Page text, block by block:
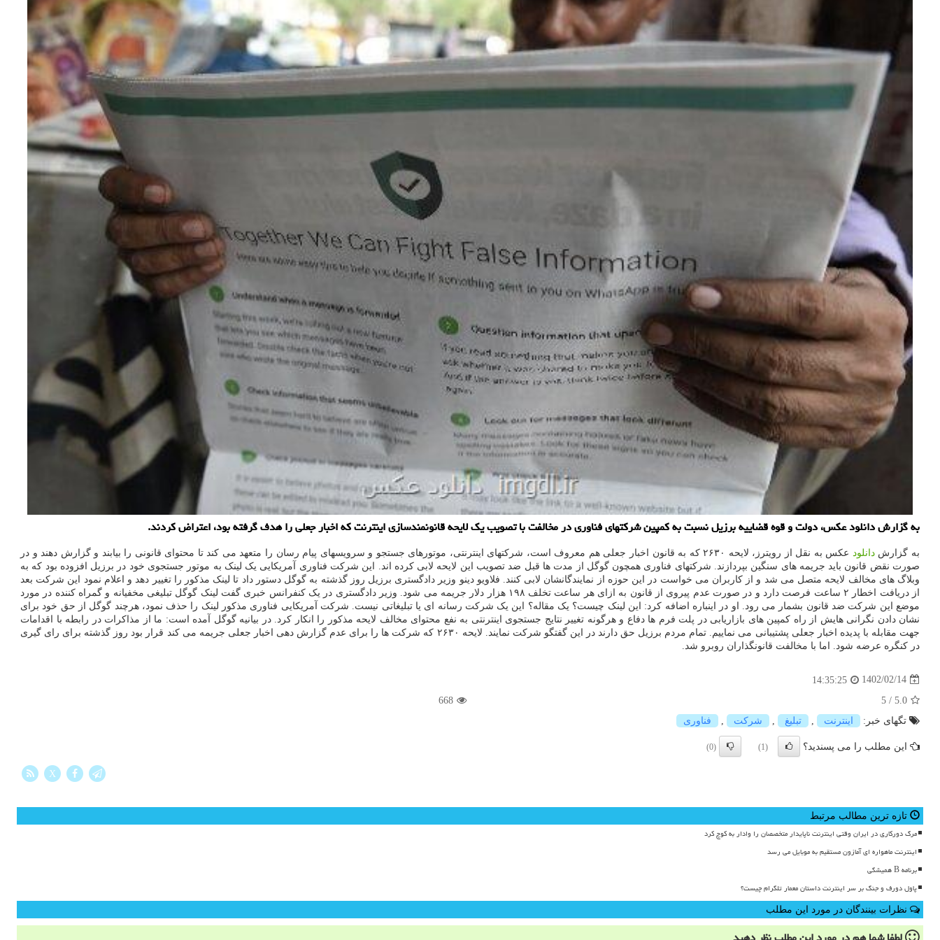
به گزارش دانلود عکس، دولت و قوه قضاییه برزیل نسبت به کمپین شرکتهای فناوری در مخالفت با تصویب یک لایحه قانونمندسازی اینترنت که اخبار جعلی را هدف گرفته بود، اعتراض کردند.
به گزارشدانلود
عکس به نقل از رویترز، لایحه ۲۶۳۰ که به قانون اخبار جعلی هم معروف است، شرکتهای اینترنتی، موتورهای جستجو و سرویسهای پیام رسان را متعهد می کند تا محتوای قانونی را بیابند و گزارش دهند و در
صورت نقض قانون باید جریمه های سنگین بپردازند. شرکتهای فناوری همچون گوگل از مدت ها قبل ضد تصویب این لایحه لابی کرده اند. این شرکت فناوری آمریکایی یک لینک به موتور جستجوی خود در برزیل افزوده بود که به
وبلاگ های مخالف لایحه متصل می شد و از کاربران می خواست در این حوزه از نمایندگانشان لابی کنند. فلاویو دینو وزیر دادگستری برزیل روز گذشته به گوگل دستور داد تا لینک مذکور را تغییر دهد و اعلام نمود این شرکت بعد
از دریافت اخطار ۲ ساعت فرصت دارد و در صورت عدم پیروی از قانون به ازای هر ساعت تخلف ۱۹۸ هزار دلار جریمه می شود. وزیر دادگستری در یک کنفرانس خبری گفت لینک گوگل تبلیغی مخفیانه و گمراه کننده در مورد
موضع این شرکت ضد قانون بشمار می رود. او در اینباره اضافه کرد: این لینک چیست؟ یک مقاله؟ این یک شرکت رسانه ای یا تبلیغاتی نیست. شرکت آمریکایی فناوری مذکور لینک را حذف نمود، هرچند گوگل از حق خود برای
نشان دادن نگرانی هایش از راه کمپین های بازاریابی در پلت فرم ها دفاع و هرگونه تغییر نتایج جستجوی اینترنتی به نفع محتوای مخالف لایحه مذکور را انکار کرد. در بیانیه گوگل آمده است: ما از مذاکرات در رابطه با اقدامات
جهت مقابله با پدیده اخبار جعلی پشتیبانی می نماییم. تمام مردم برزیل حق دارند در این گفتگو شرکت نمایند. لایحه ۲۶۳۰ که شرکت ها را برای عدم گزارش دهی اخبار جعلی جریمه می کند قرار بود روز گذشته برای رای گیری
در کنگره عرضه شود. اما با مخالفت قانونگذاران روبرو شد.
1402/02/14
14:35:25
5.0
/
5
668
تگهای خبر:
اینترنت , تبلیغ , شركت , فناوری
این مطلب را می پسندید؟ (1)
(0)
X
تازه ترین مطالب مرتبط
مرگ دورکاری در ایران وقتی اینترنت ناپایدار متخصصان را وادار به کوچ کرد
اینترنت ماهواره ای آمازون مستقیم به موبایل می رسد
برنامه B همیشگی
پاول دورف و جنگ بر سر اینترنت داستان معمار تلگرام چیست؟
نظرات بینندگان در مورد این مطلب